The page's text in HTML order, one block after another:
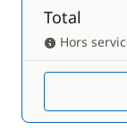
Total
Hors